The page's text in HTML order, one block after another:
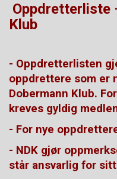
Oppdretterliste
Klub
- Oppdretterlisten
oppdrettere som er
Dobermann Klub.
kreves gyldig
- For nye
- NDK gjør
står ansvarlig for